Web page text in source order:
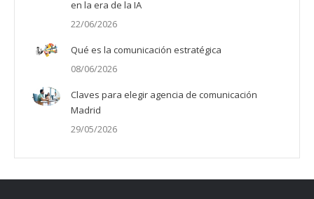
en la era de la IA
22/06/2026
Qué es la comunicación estratégica
08/06/2026
Claves para elegir agencia de comunicación
Madrid
29/05/2026